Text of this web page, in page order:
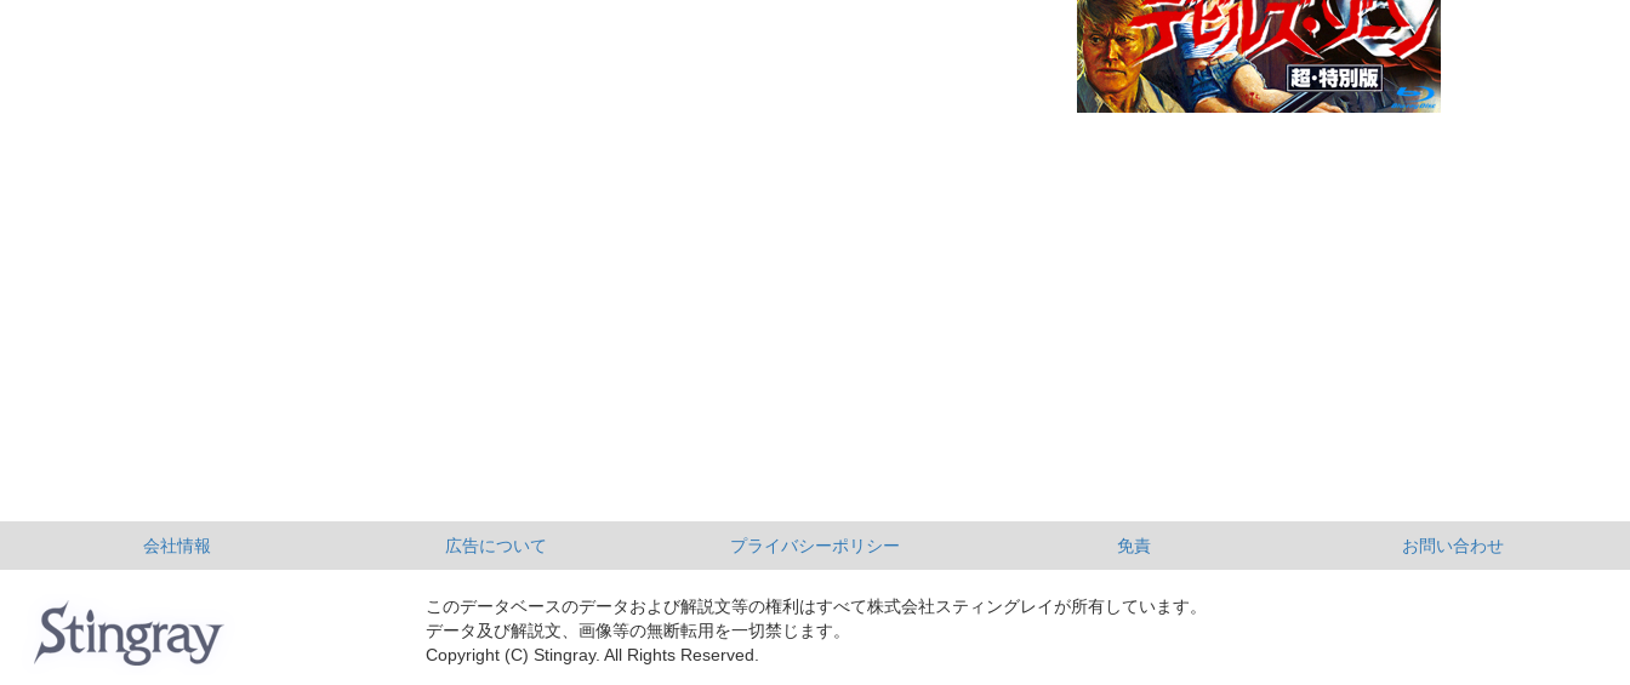
会社情報 広告について プライバシーポリシー 免責 お問い合わせ
このデータベースのデータおよび解説文等の権利はすべて株式会社スティングレイが所有しています。
データ及び解説文、画像等の無断転用を一切禁じます。
Copyright (C) Stingray. All Rights Reserved.